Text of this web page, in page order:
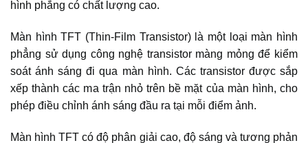
hình phẳng có chất lượng cao.
Màn hình TFT (Thin-Film Transistor) là một loại màn hình
phẳng sử dụng công nghệ transistor màng mỏng để kiểm
soát ánh sáng đi qua màn hình. Các transistor được sắp
xếp thành các ma trận nhỏ trên bề mặt của màn hình, cho
phép điều chỉnh ánh sáng đầu ra tại mỗi điểm ảnh.
Màn hình TFT có độ phân giải cao, độ sáng và tương phản